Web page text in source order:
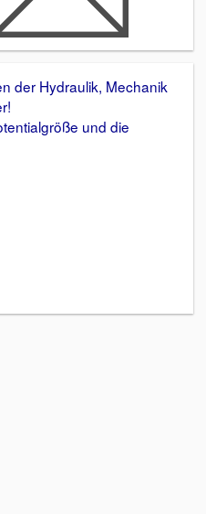
der Hydraulik, Mechanik
und die